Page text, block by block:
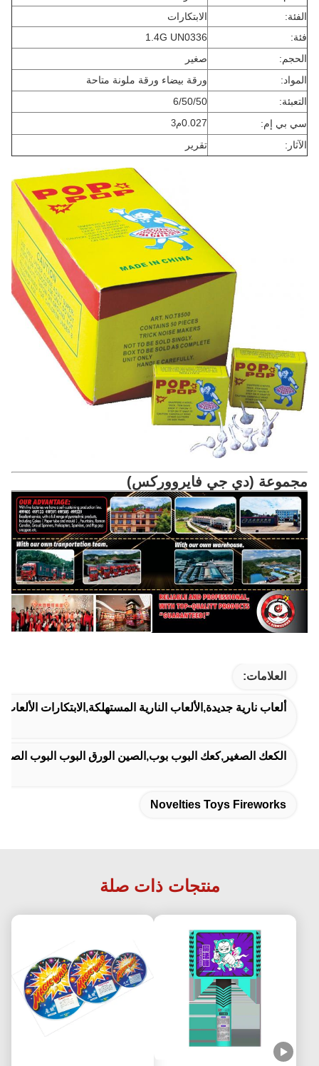
الفئة:
الابتكارات
فئة:
1.4G UN0336
الحجم:
صغير
المواد:
ورقة بيضاء ورقة ملونة متاحة
التعبئة:
6/50/50
سي بي إم:
0.027م3
الآثار: تقرير
مجموعة (دي جي فايرووركس)
العلامات:
ألعاب نارية جديدة,الألعاب النارية المستهلكة,الابتكارات الألعاب
الكعك الصغير,كعك البوب بوب,الصين الورق البوب البوب
Novelties Toys Fireworks
منتجات ذات صلة